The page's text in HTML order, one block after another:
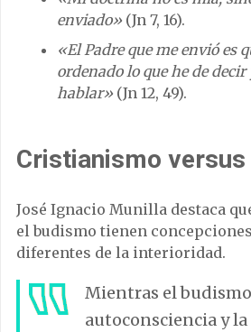
enviado» (Jn 7, 16).
«El Padre que me envió es
ordenado lo que he de decir
hablar» (Jn 12, 49).
Cristianismo
José Ignacio Munilla destaca
el budismo tienen
diferentes de la interioridad.
Mientras el
autoconsciencia y la